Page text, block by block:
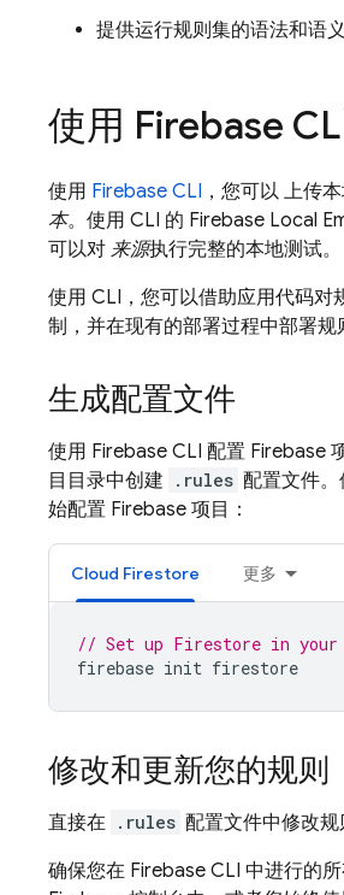
提供运行规则集的语法和语
使用 Firebase
使用 Firebase CLI ，您可以 上传
本。使用 CLI 的 Firebase Local
可以对 来源执行完整的本地测试。
使用 CLI，您可以借助应用代码对
制，并在现有的部署过程中部署规
生成配置文件
使用 Firebase CLI 配置 Firebase
目目录中创建
.rules 配置文件
始配置 Firebase 项目：
Cloud Firestore 更多
// Set up Firestore in
firebase init firestore
修改和更新您的规则
直接在 .rules 配置文件中修改规
确保您在 Firebase CLI 中进行的